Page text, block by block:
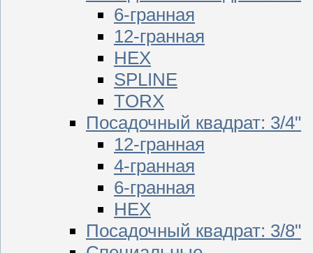
6-гранная
12-гранная
HEX
SPLINE
TORX
Посадочный квадрат: 3/4"
12-гранная
4-гранная
6-гранная
HEX
Посадочный квадрат: 3/8"